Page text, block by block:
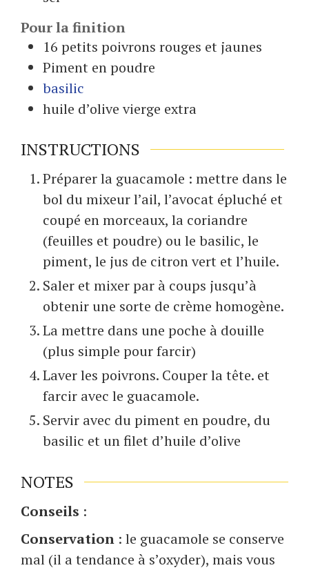
Pour la finition
16 petits poivrons rouges et jaunes
Piment en poudre
basilic
huile d’olive vierge extra
INSTRUCTIONS
Préparer la guacamole : mettre dans le
bol du mixeur l’ail, l’avocat épluché et
coupé en morceaux, la coriandre
(feuilles et poudre) ou le basilic, le
piment, le jus de citron vert et l’huile.
Saler et mixer par à coups jusqu’à
obtenir une sorte de crème homogène.
La mettre dans une poche à douille
(plus simple pour farcir)
Laver les poivrons. Couper la tête. et
farcir avec le guacamole.
Servir avec du piment en poudre, du
basilic et un filet d’huile d’olive
NOTES
Conseils :
Conservation : le guacamole se conserve
mal (il a tendance à s’oxyder), mais vous